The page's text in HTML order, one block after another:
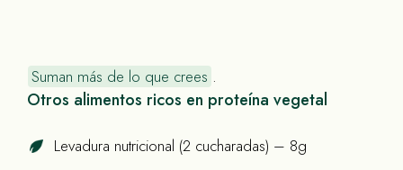
Suman más de lo que crees .
Otros alimentos ricos en proteína vegetal
Levadura nutricional (2 cucharadas) – 8g